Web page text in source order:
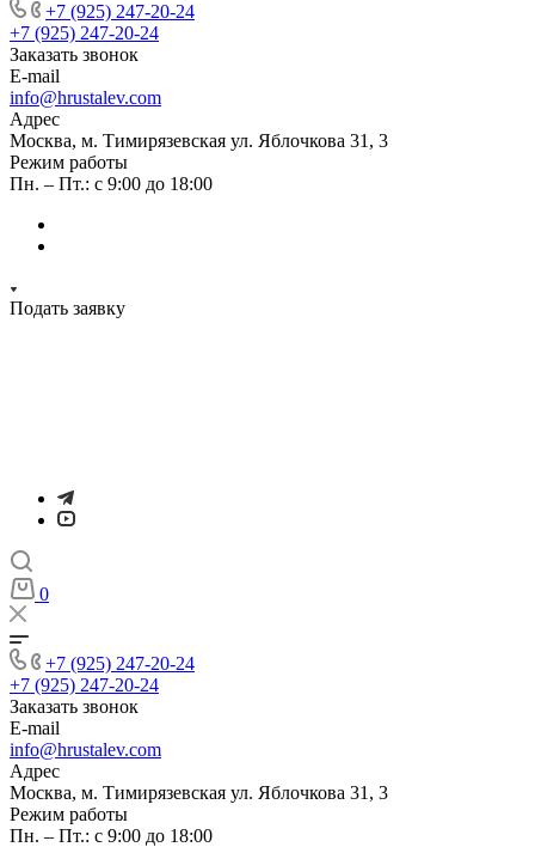
+7 (925) 247-20-24
+7 (925) 247-20-24
Заказать звонок
E-mail
info@hrustalev.com
Адрес
Москва, м. Тимирязевская ул. Яблочкова 31, 3
Режим работы
Пн. – Пт.: с 9:00 до 18:00
Подать заявку
0
+7 (925) 247-20-24
+7 (925) 247-20-24
Заказать звонок
E-mail
info@hrustalev.com
Адрес
Москва, м. Тимирязевская ул. Яблочкова 31, 3
Режим работы
Пн. – Пт.: с 9:00 до 18:00